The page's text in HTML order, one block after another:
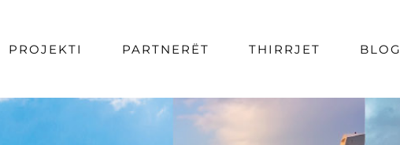
PROJEKTI PARTNERËT THIRRJET BLOG